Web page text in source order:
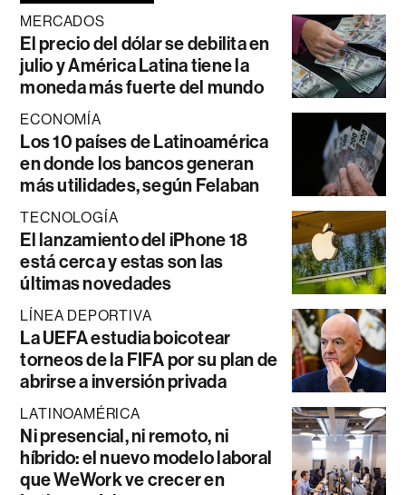
MERCADOS
El precio del dólar se debilita en
julio y América Latina tiene la
moneda más fuerte del mundo
ECONOMÍA
Los 10 países de Latinoamérica
en donde los bancos generan
más utilidades, según Felaban
TECNOLOGÍA
El lanzamiento del iPhone 18
está cerca y estas son las
últimas novedades
LÍNEA DEPORTIVA
La UEFA estudia boicotear
torneos de la FIFA por su plan de
abrirse a inversión privada
LATINOAMÉRICA
Ni presencial, ni remoto, ni
híbrido: el nuevo modelo laboral
que WeWork ve crecer en